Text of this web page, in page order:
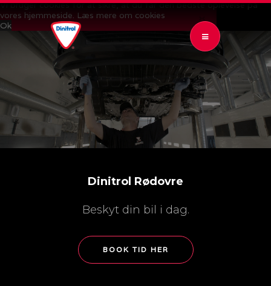
OPEN SUBMENU (BEHANDLINGER)
BEHANDLINGER
PRISER
4
OPEN SUBMENU (KONTROL OG GARANTI)
KONTROL OG GARANTI
DATAPOLITIK
Vi bruger cookies for at sikre, at du får den bedste oplevelse på
vores hjemmeside. Læs mere om cookies
Ok
Dinitrol Rødovre
Beskyt din bil i dag.
BOOK TID HER